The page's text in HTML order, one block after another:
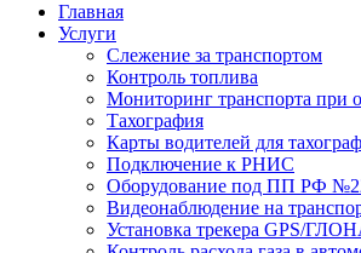
Главная
Услуги
Слежение за транспортом
Контроль топлива
Мониторинг транспорта при
Тахография
Карты водителей для
Подключение к РНИС
Оборудование под ПП РФ
Видеонаблюдение на
Установка трекера GPS/